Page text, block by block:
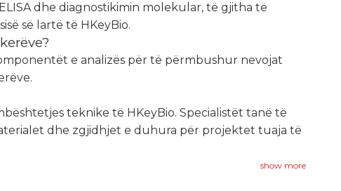
dhe diagnostikimin molekular, të gjitha të
së lartë të HKeyBio.
e analizës për të përmbushur nevojat
teknike të HKeyBio. Specialistët tanë të
dhe zgjidhjet e duhura për projektet tuaja të
show more